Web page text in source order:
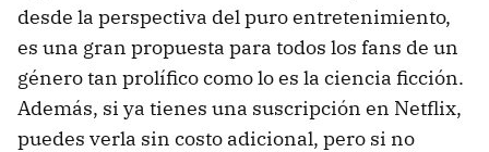
desde la perspectiva del puro entretenimiento,
es una gran propuesta para todos los fans de un
género tan prolífico como lo es la ciencia ficción.
Además, si ya tienes una suscripción en Netflix,
puedes verla sin costo adicional, pero si no